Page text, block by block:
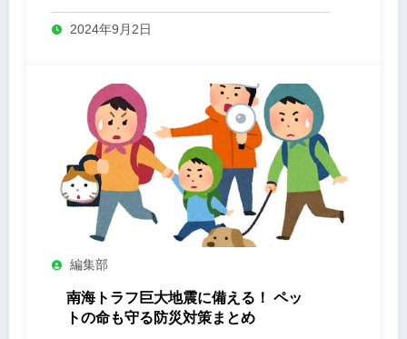
2024年9月2日
編集部
南海トラフ巨大地震に備える！ ペッ
トの命も守る防災対策まとめ